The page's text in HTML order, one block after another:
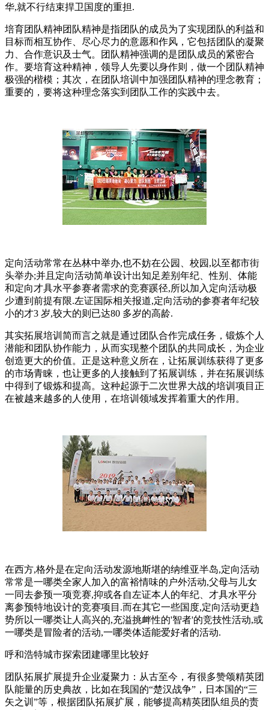
华,就不行结束捍卫国度的重担.
培育团队精神团队精神是指团队的成员为了实现团队的利益和
目标而相互协作、尽心尽力的意愿和作风，它包括团队的凝聚
力、合作意识及士气。团队精神强调的是团队成员的紧密合
作。要培育这种精神，领导人先要以身作则，做一个团队精神
极强的楷模；其次，在团队培训中加强团队精神的理念教育；
重要的，要将这种理念落实到团队工作的实践中去。
定向活动常常在丛林中举办,也不妨在公园、校园,以至都市街
头举办;并且定向活动简单设计出知足差别年纪、性别、体能
和定向才具水平参赛者需求的竞赛蹊径,所以加入定向活动极
少遭到前提有限.左证国际相关报道,定向活动的参赛者年纪较
小的才3 岁,较大的则已达80 多岁的高龄.
其实拓展培训简而言之就是通过团队合作完成任务，锻炼个人
潜能和团队协作能力，从而实现整个团队的共同成长，为企业
创造更大的价值。正是这种意义所在，让拓展训练获得了更多
的市场青睐，也让更多的人接触到了拓展训练，并在拓展训练
中得到了锻炼和提高。这种起源于二次世界大战的培训项目正
在被越来越多的人使用，在培训领域发挥着重大的作用。
在西方,格外是在定向活动发源地斯堪的纳维亚半岛,定向活动
常常是一哪类全家人加入的富裕情味的户外活动,父母与儿女
一同去参预一项竞赛,抑或各自左证本人的年纪、才具水平分
离参预特地设计的竞赛项目.而在其它一些国度,定向活动更趋
势所以一哪类让人高兴的,充溢挑衅性的'智者'的竞技性活动,或
一哪类是冒险者的活动,一哪类体适能爱好者的活动.
呼和浩特城市探索团建哪里比较好
团队拓展扩展提升企业凝聚力：从古至今，有很多赞颂精英团
队能量的历史典故，比如在我国的“楚汉战争”，日本国的“三
矢之训”等，根据团队拓展扩展，能够提高精英团队组员的责